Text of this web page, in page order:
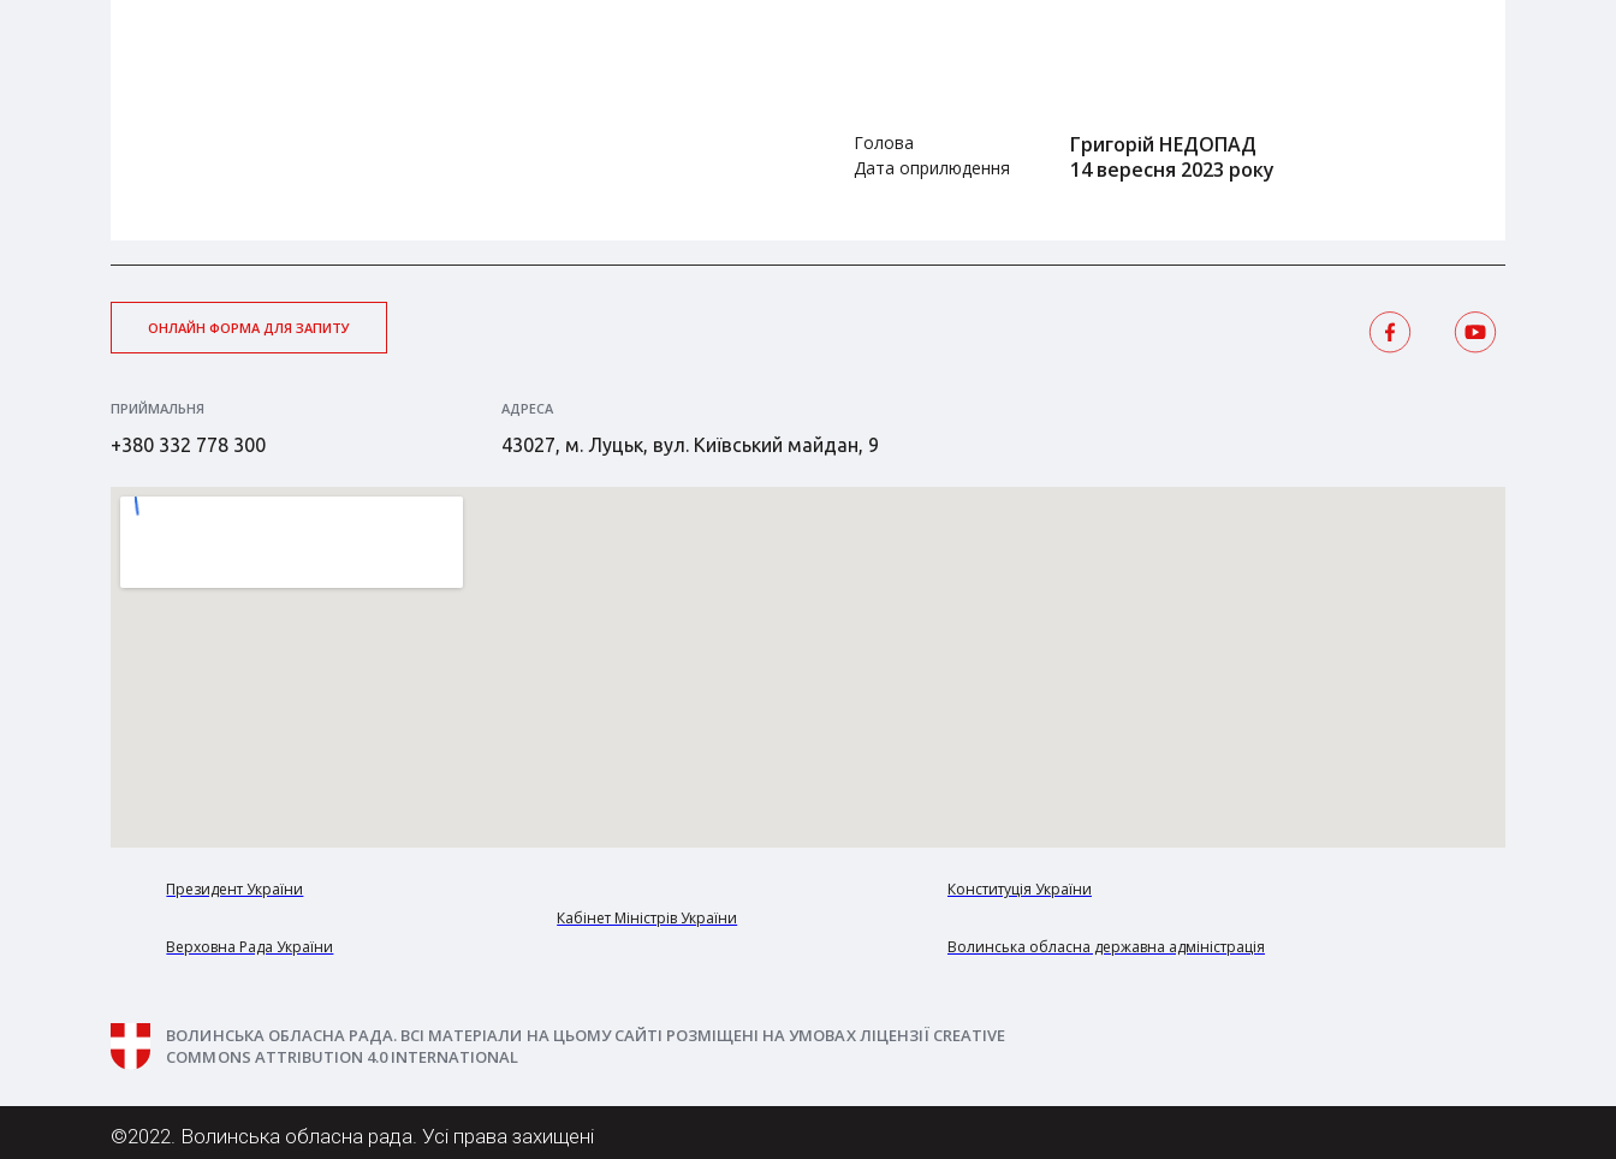
Голова Григорій НЕДОПАД
Дата оприлюдення 14 вересня 2023 року
ОНЛАЙН ФОРМА ДЛЯ ЗАПИТУ
ПРИЙМАЛЬНЯ
+380 332 778 300
АДРЕСА
43027, м. Луцьк, вул. Київський майдан, 9
Президент України
Верховна Рада України
Кабінет Міністрів України
Конституція України
Волинська обласна державна адміністрація
ВОЛИНСЬКА ОБЛАСНА РАДА. ВСІ МАТЕРІАЛИ НА ЦЬОМУ САЙТІ РОЗМІЩЕНІ НА УМОВАХ ЛІЦЕНЗІЇ CREATIVE
COMMONS ATTRIBUTION 4.0 INTERNATIONAL
©2022. Волинська обласна рада. Усі права захищені